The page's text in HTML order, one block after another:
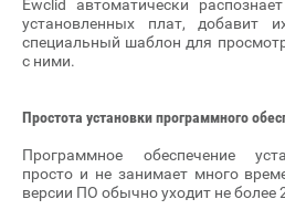
Ewclid автоматически
установленных плат, добавит
специальный шаблон для
с ними.
Простота установки программного
Программное обеспечение
просто и не занимает много
версии ПО обычно уходит не более